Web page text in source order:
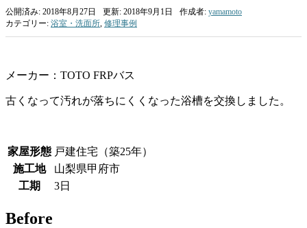
公開済み: 2018年8月27日 更新: 2018年9月1日 作成者: yamamoto
カテゴリー: 浴室・洗面所, 修理事例
メーカー：TOTO FRPバス
古くなって汚れが落ちにくくなった浴槽を交換しました。
家屋形態 戸建住宅（築25年）
施工地
山梨県甲府市
工期
3日
Before